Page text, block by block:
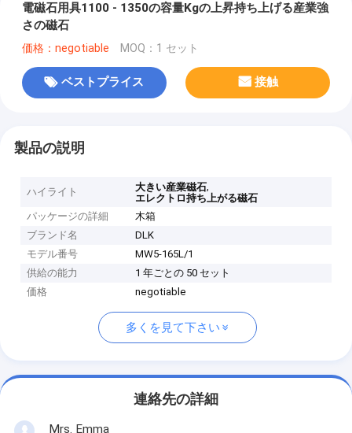
電磁石用具1100 - 1350の容量Kgの上昇持ち上げる産業強
さの磁石
価格：negotiable MOQ：1 セット
ベストプライス 接触
製品の説明
ハイライト 大きい産業磁石,
エレクトロ持ち上がる磁石
パッケージの詳細
木箱
ブランド名
DLK
モデル番号
MW5-165L/1
供給の能力
1 年ごとの 50 セット
価格
negotiable
多くを見て下さい
連絡先の詳細
Mrs. Emma